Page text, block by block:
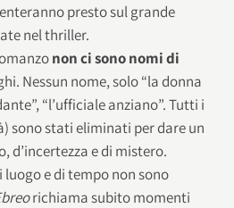
presto sul grande
nel thriller.
non ci sono nomi di
Nessun nome, solo “la donna
“l’ufficiale anziano”. Tutti i
sono stati eliminati per dare un
d’incertezza e di mistero.
e di tempo non sono
richiama subito momenti